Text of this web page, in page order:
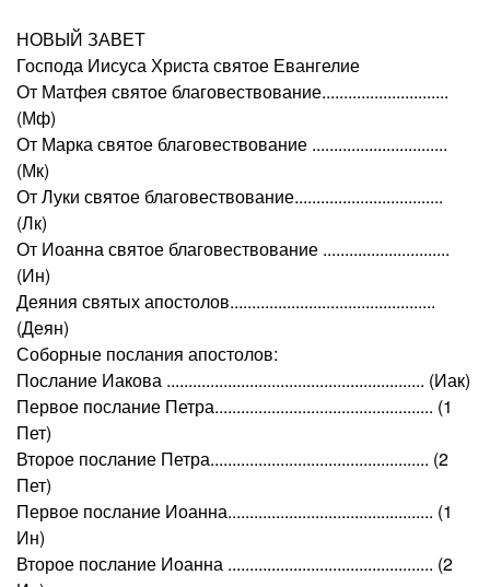
НОВЫЙ ЗАВЕТ
Господа Иисуса Христа святое Евангелие
От Матфея святое благовествование.............................
(Мф)
От Марка святое благовествование ...............................
(Мк)
От Луки святое благовествование..................................
(Лк)
От Иоанна святое благовествование .............................
(Ин)
Деяния святых апостолов...............................................
(Деян)
Соборные послания апостолов:
Послание Иакова ........................................................... (Иак)
Первое послание Петра.................................................. (1
Пет)
Второе послание Петра.................................................. (2
Пет)
Первое послание Иоанна............................................... (1
Ин)
Второе послание Иоанна ............................................... (2